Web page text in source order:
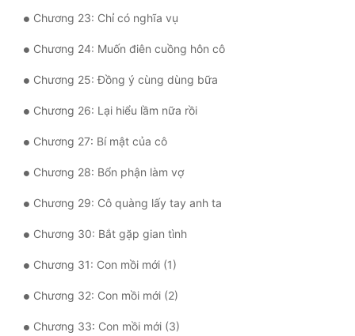
Quân Sự
Sảng Văn
Sủng
Chương 23: Chỉ có nghĩa vụ
Chương 24: Muốn điên cuồng hôn cô
Chương 25: Đồng ý cùng dùng bữa
Chương 26: Lại hiểu lầm nữa rồi
Chương 27: Bí mật của cô
Chương 28: Bổn phận làm vợ
Chương 29: Cô quàng lấy tay anh ta
Chương 30: Bắt gặp gian tình
Chương 31: Con mồi mới (1)
Chương 32: Con mồi mới (2)
Chương 33: Con mồi mới (3)